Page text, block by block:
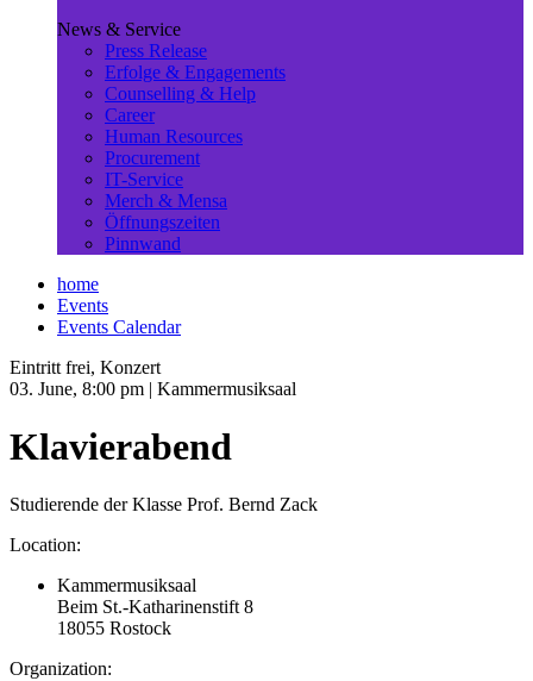
News & Service
Press Release
Erfolge & Engagements
Counselling & Help
Career
Human Resources
Procurement
IT-Service
Merch & Mensa
Öffnungszeiten
Pinnwand
home
Events
Events Calendar
Eintritt frei, Konzert
03. June, 8:00 pm | Kammermusiksaal
Klavierabend
Studierende der Klasse Prof. Bernd Zack
Location:
Kammermusiksaal
Beim St.-Katharinenstift 8
18055 Rostock
Organization: